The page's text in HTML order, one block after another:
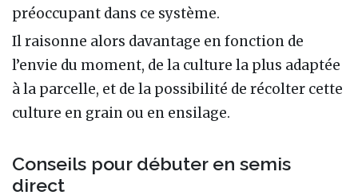
préoccupant dans ce système.
Il raisonne alors davantage en fonction de
l’envie du moment, de la culture la plus adaptée
à la parcelle, et de la possibilité de récolter cette
culture en grain ou en ensilage.
Conseils pour débuter en semis
direct